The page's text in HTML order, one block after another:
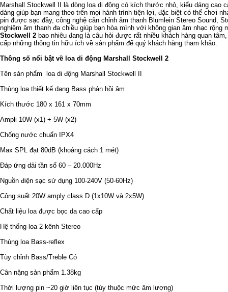
Marshall Stockwell II là dòng loa di động có kích thước nhỏ, kiểu dáng cao
dàng giúp bạn mang theo trên mọi hành trình tiện lợi, đặc biệt có thể chơi
pin được sạc đầy, công nghệ cân chỉnh âm thanh Blumlein Stereo Sound,
nghiệm âm thanh đa chiều giúp bạn hòa mình với không gian âm nhạc rộng
Stockwell 2 bao nhiêu đang là câu hỏi được rất nhiều khách hàng quan
cấp những thông tin hữu ích về sản phẩm để quý khách hàng tham khảo.
Thông số nổi bật về loa di động Marshall Stockwell 2
Tên sản phẩm loa di động Marshall Stockwell II
Thùng loa thiết kế dạng Bass phản hồi âm
Kích thước 180 x 161 x 70mm
Ampli 10W (x1) + 5W (x2)
Chống nước chuẩn IPX4
Max SPL đạt 80dB (khoảng cách 1 mét)
Đáp ứng dải tần số 60 – 20.000Hz
Nguồn điện sạc sử dụng 100-240V (50-60Hz)
Công suất 20W amply class D (1x10W và 2x5W)
Chất liệu loa được bọc da cao cấp
Hệ thống loa 2 kênh Stereo
Thùng loa Bass-reflex
Tùy chỉnh Bass/Treble Có
Cân nặng sản phẩm 1.38kg
Thời lượng pin ~20 giờ liên tục (tùy thuộc mức âm lượng)